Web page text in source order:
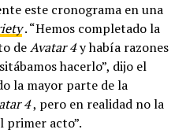
este cronograma en una
. “Hemos completado la
deAvatar 4y había razones
hacerlo”, dijo el
la mayor parte de la
4, pero en realidad no la
primer acto”.